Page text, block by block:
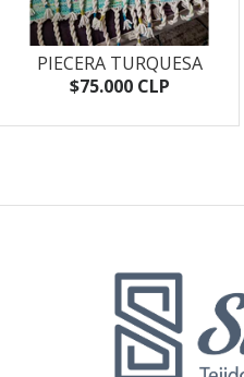
PIECERA TURQUESA
$75.000 CLP